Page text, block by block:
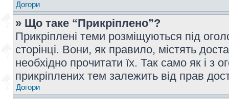
Догори
» Що таке “Прикріплено”?
Прикріплені теми розміщуються під
сторінці. Вони, як правило, містять
необхідно прочитати їх. Так само як і
прикріплених тем залежить від прав
Догори